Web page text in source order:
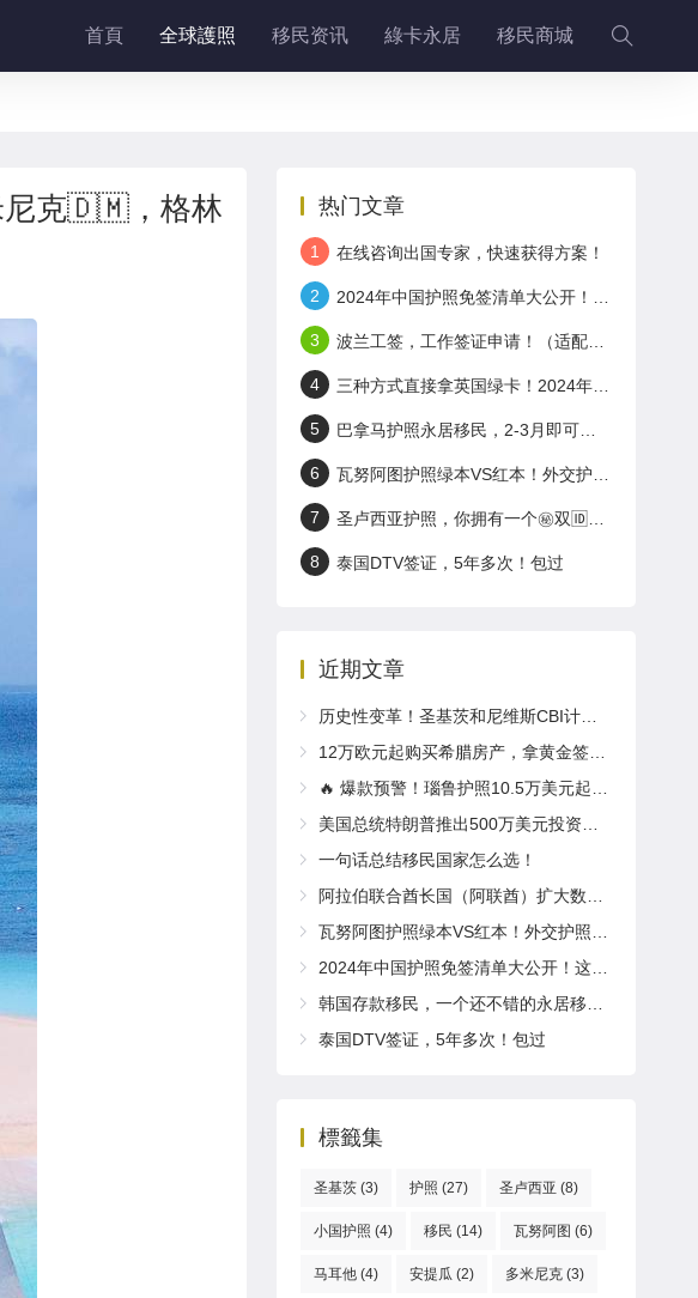
首頁 全球護照 移民资讯 綠卡永居 移民商城
尼克🇩🇲，格林
热门文章
1 在线咨询出国专家，快速获得方案！
2 2024年中国护照免签清单大公开！这些国家说走就走！
3 波兰工签，工作签证申请！（适配+岛国护照）
4 三种方式直接拿英国绿卡！2024年英国工签申请！
5 巴拿马护照永居移民，2-3月即可拿身份！无门槛！
6 瓦努阿图护照绿本VS红本！外交护照了解一下～
7 圣卢西亚护照，你拥有一个㊙️双🆔有多香!
8 泰国DTV签证，5年多次！包过
近期文章
历史性变革！圣基茨和尼维斯CBI计划2025年推出全新“居住体验”要求
12万欧元起购买希腊房产，拿黄金签证享欧盟永居！
🔥 爆款预警！瑙鲁护照10.5万美元起入籍！免签英国/爱尔兰！
美国总统特朗普推出500万美元投资移民“金卡”计划，拿绿卡，获得公民身份，计划取代EB-5！
一句话总结移民国家怎么选！
阿拉伯联合酋长国（阿联酋）扩大数字内容创作者黄金签证项目
瓦努阿图护照绿本VS红本！外交护照了解一下～
2024年中国护照免签清单大公开！这些国家说走就走！
韩国存款移民，一个还不错的永居移民项目！
泰国DTV签证，5年多次！包过
標籤集
圣基茨 (3) 护照 (27) 圣卢西亚 (8)
小国护照 (4) 移民 (14) 瓦努阿图 (6)
马耳他 (4) 安提瓜 (2) 多米尼克 (3)